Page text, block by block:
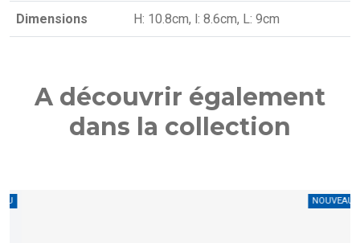
Dimensions H: 10.8cm, l: 8.6cm, L: 9cm
A découvrir également
dans la collection
NOUVEAU